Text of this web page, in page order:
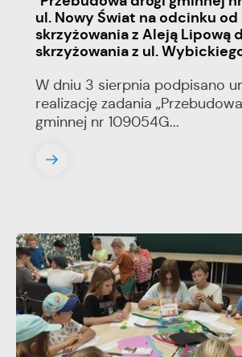
ul. Nowy Świat na odcinku od
skrzyżowania z Aleją Lipową
skrzyżowania z ul.
W dniu 3 sierpnia podpisano
realizację zadania
gminnej nr 109054G...